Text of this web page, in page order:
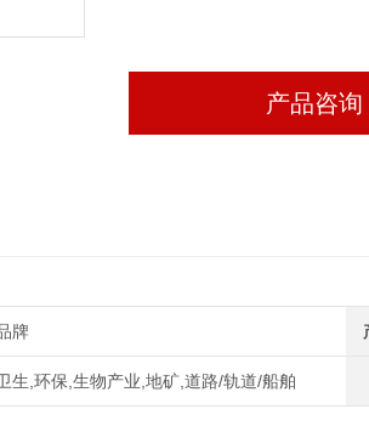
产品咨询
牌
生,环保,生物产业,地矿,道路/轨道/船舶